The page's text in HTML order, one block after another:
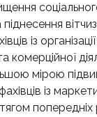
із
комерційної
мірою
із
попередніх